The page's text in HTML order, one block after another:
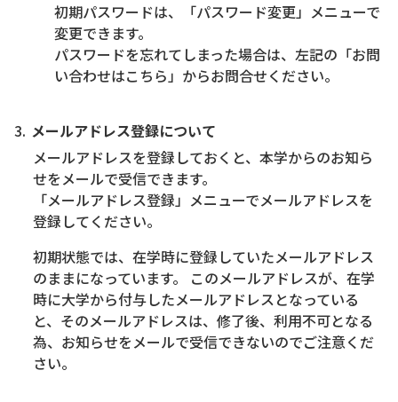
初期パスワードは、「パスワード変更」メニューで
変更できます。
パスワードを忘れてしまった場合は、左記の「お問
い合わせはこちら」からお問合せください。
メールアドレス登録について
メールアドレスを登録しておくと、本学からのお知ら
せをメールで受信できます。
「メールアドレス登録」メニューでメールアドレスを
登録してください。
初期状態では、在学時に登録していたメールアドレス
のままになっています。 このメールアドレスが、在学
時に大学から付与したメールアドレスとなっている
と、そのメールアドレスは、修了後、利用不可となる
為、お知らせをメールで受信できないのでご注意くだ
さい。